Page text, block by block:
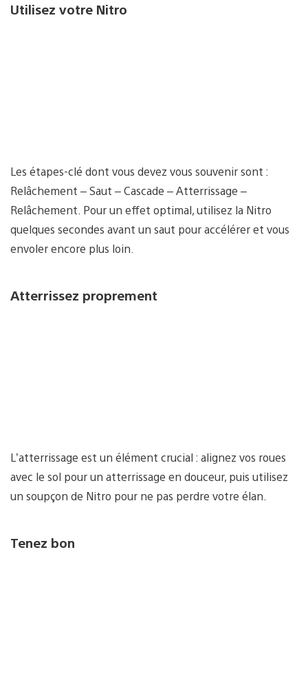
Utilisez votre Nitro
Les étapes-clé dont vous devez vous souvenir sont :
Relâchement – Saut – Cascade – Atterrissage –
Relâchement. Pour un effet optimal, utilisez la Nitro
quelques secondes avant un saut pour accélérer et vous
envoler encore plus loin.
Atterrissez proprement
L’atterrissage est un élément crucial : alignez vos roues
avec le sol pour un atterrissage en douceur, puis utilisez
un soupçon de Nitro pour ne pas perdre votre élan.
Tenez bon